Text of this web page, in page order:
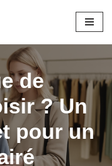
de
? Un
pour un